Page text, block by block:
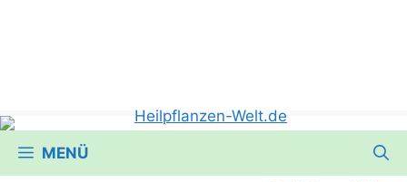
MENÜ